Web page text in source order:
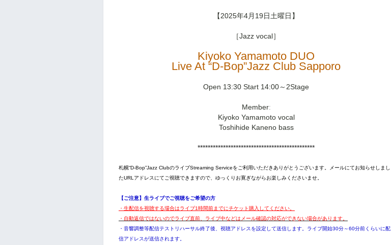
【2025年4月19日土曜日】
［Jazz vocal］
Kiyoko Yamamoto DUO
Live At “D-Bop”Jazz Club Sapporo
Open 13:30 Start 14:00～2Stage
Memberː
Kiyoko Yamamoto vocal
Toshihide Kaneno bass
**********************************************
札幌“D-Bop”Jazz ClubのライブStreaming Serviceをご利用いただきありがとうございます。メールにてお知らせしまし
たURLアドレスにてご視聴できますので、ゆっくりお寛ぎながらお楽しみくださいませ。
【ご注意】生ライブでご視聴をご希望の方
・生配信を視聴する場合はライブ1時間前までにチケット購入してください。
・自動返信ではないのでライブ直前、ライブ中などはメール確認の対応ができない場合があります。
・音響調整等配信テストリハーサル終了後、視聴アドレスを設定して送信します。ライブ開始30分～60分前くらいに配
信アドレスが送信されます。